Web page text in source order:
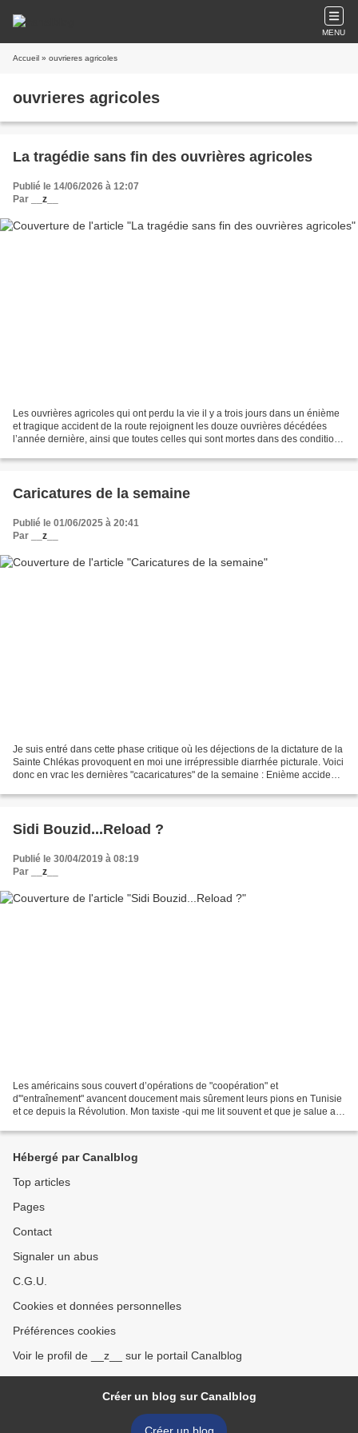
MENU
Accueil » ouvrieres agricoles
ouvrieres agricoles
La tragédie sans fin des ouvrières agricoles
Publié le 14/06/2026 à 12:07
Par
__z__
Les ouvrières agricoles qui ont perdu la vie il y a trois jours dans un énième
et tragique accident de la route rejoignent les douze ouvrières décédées
l’année dernière, ainsi que toutes celles qui sont mortes dans des conditions
Caricatures de la semaine
Publié le 01/06/2025 à 20:41
Par
__z__
Je suis entré dans cette phase critique où les déjections de la dictature de la
Sainte Chlékas provoquent en moi une irrépressible diarrhée picturale. Voici
donc en vrac les dernières "cacaricatures" de la semaine : Enième accident
Sidi Bouzid...Reload ?
Publié le 30/04/2019 à 08:19
Par
__z__
Les américains sous couvert d’opérations de "coopération" et
d'"entraînement" avancent doucement mais sûrement leurs pions en Tunisie
et ce depuis la Révolution. Mon taxiste -qui me lit souvent et que je salue au
Hébergé par Canalblog
Top articles
Pages
Contact
Signaler un abus
C.G.U.
Cookies et données personnelles
Préférences cookies
Voir le profil de __z__ sur le portail Canalblog
Créer un blog sur Canalblog